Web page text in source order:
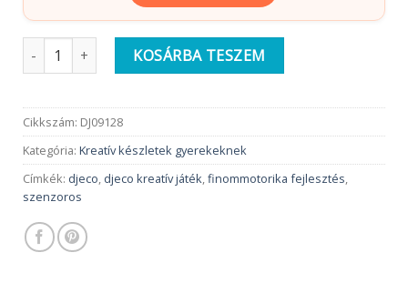
Djeco Kollázs műhely | Bolyhos barátok gyapjúval és
KOSÁRBA TESZEM
Cikkszám: DJ09128
Kategória: Kreatív készletek gyerekeknek
Címkék: djeco, djeco kreatív játék,finommotorika fejlesztés,
szenzoros